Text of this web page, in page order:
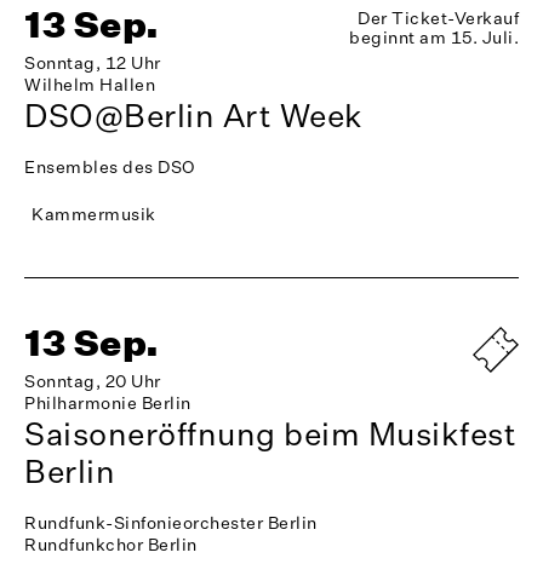
13 Sep.
Sonntag, 12 Uhr
Wilhelm Hallen
Der Ticket-Verkauf
beginnt am 15. Juli.
DSO@Berlin Art Week
Ensembles des DSO
Kammermusik
13 Sep.
Sonntag, 20 Uhr
Philharmonie Berlin
Saisoneröffnung beim Musikfest
Berlin
Rundfunk-Sinfonieorchester Berlin
Rundfunkchor Berlin